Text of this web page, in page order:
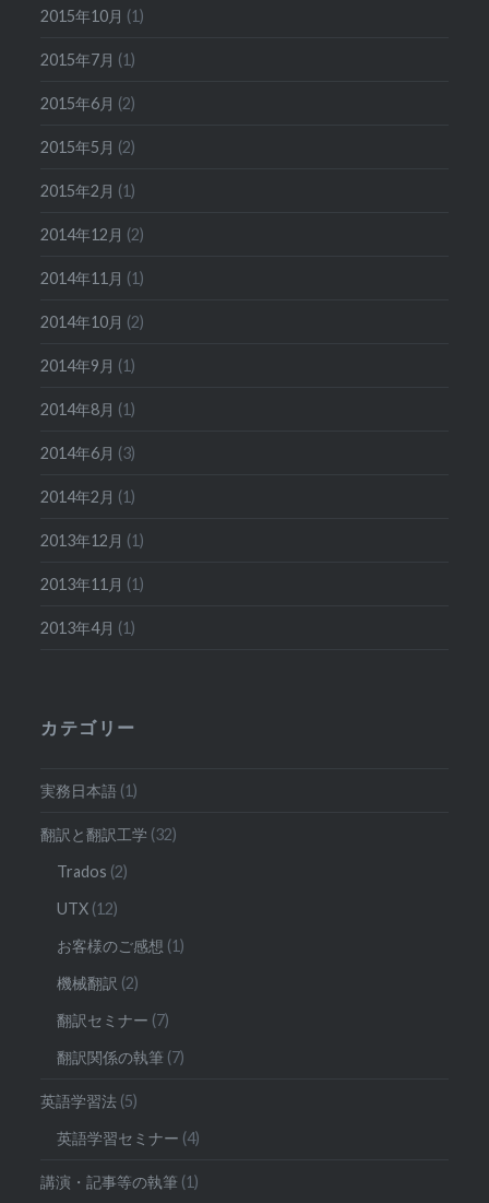
2015年10月 (1)
2015年7月 (1)
2015年6月 (2)
2015年5月 (2)
2015年2月 (1)
2014年12月 (2)
2014年11月 (1)
2014年10月 (2)
2014年9月 (1)
2014年8月 (1)
2014年6月 (3)
2014年2月 (1)
2013年12月 (1)
2013年11月 (1)
2013年4月 (1)
カテゴリー
実務日本語 (1)
翻訳と翻訳工学 (32)
Trados (2)
UTX (12)
お客様のご感想 (1)
機械翻訳 (2)
翻訳セミナー (7)
翻訳関係の執筆 (7)
英語学習法 (5)
英語学習セミナー (4)
講演・記事等の執筆 (1)